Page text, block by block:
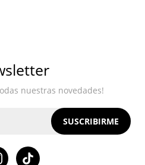
nuestras novedades!
SUSCRIBIRME